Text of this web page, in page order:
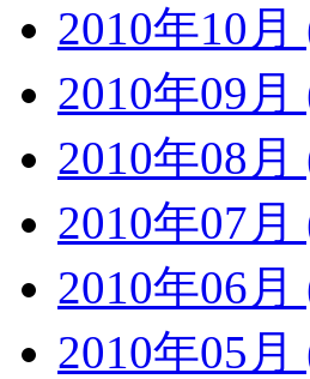
2010年10月
2010年09月
2010年08月
2010年07月
2010年06月
2010年05月